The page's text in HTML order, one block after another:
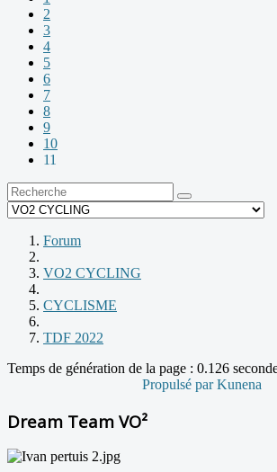
2
3
4
5
6
7
8
9
10
11
Forum
VO2 CYCLING
CYCLISME
TDF 2022
Temps de génération de la page : 0.126
Propulsé parKunena
Dream Team VO²